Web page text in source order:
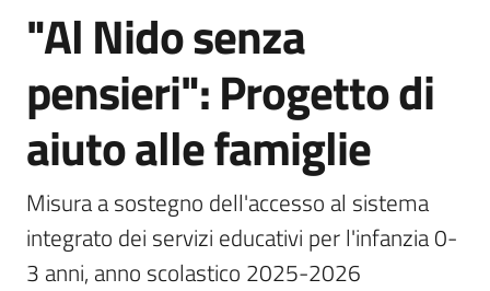
Novità
Menu selezionato
Servizi
il
Comune
Salta al contenuto
"Al Nido senza
pensieri": Progetto di
aiuto alle famiglie
Misura a sostegno dell'accesso al sistema
integrato dei servizi educativi per l'infanzia 0-
3 anni, anno scolastico 2025-2026